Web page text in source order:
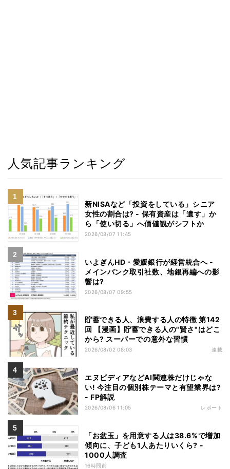
人気記事ランキング
新NISAなど「投資をしている」シニア
女性の割合は? - 保有資産は「遺す」か
ら「使い切る」へ価値観がシフトか
2026/08/07 11:45
いよぎんHD・愛媛銀行が経営統合へ -
メインバンク取引社数、地銀再編への影
響は?
2026/08/07 09:55
貯蓄できる人、浪費する人の特徴 第142
回 【漫画】貯蓄できる人の"賢さ"はどこ
から? スーパーでの意外な習慣
2026/08/02 08:03 連載
エヌビディアなどAI関連株だけじゃな
い! 今注目の個別株テーマと有望業界は?
- FP解説
2026/08/06 11:05 レポート
「お盆玉」を用意する人は38.6%で増加
傾向に、子ども1人あたりいくら? -
1000人調査
16時間前